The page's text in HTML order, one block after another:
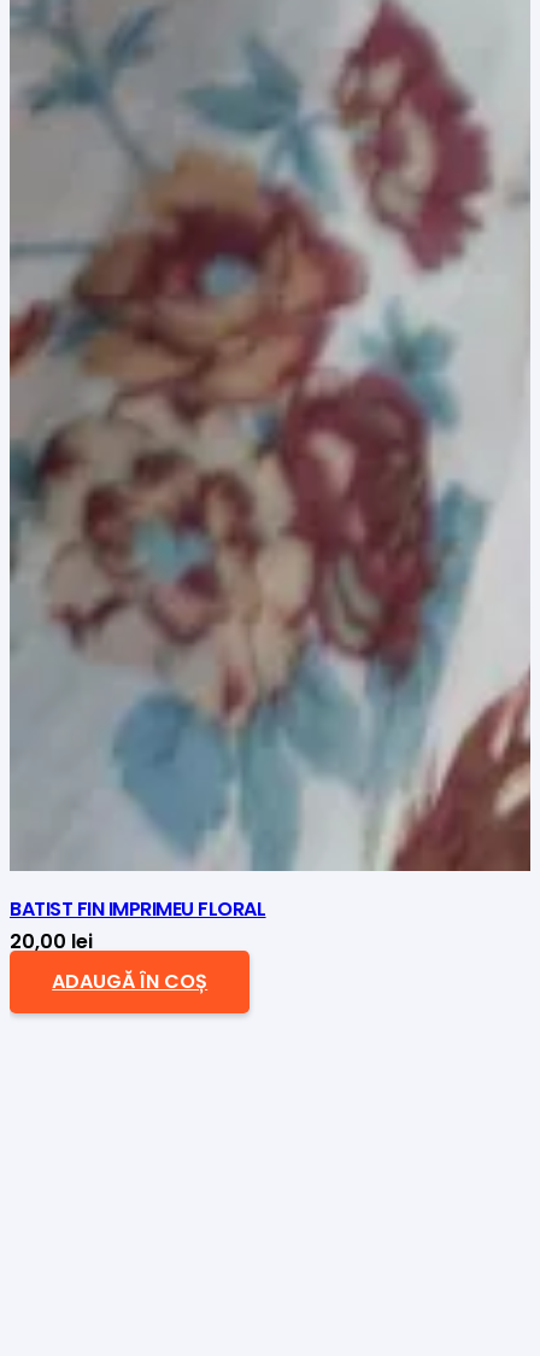
BATIST FIN IMPRIMEU FLORAL
20,00 lei
ADAUGĂ ÎN COȘ